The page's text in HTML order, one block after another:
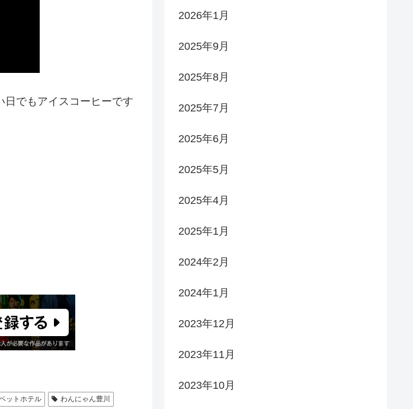
でもアイスコーヒーです
ットホテル わんにゃん豊川
2026年1月
2025年9月
2025年8月
2025年7月
2025年6月
2025年5月
2025年4月
2025年1月
2024年2月
2024年1月
2023年12月
2023年11月
2023年10月